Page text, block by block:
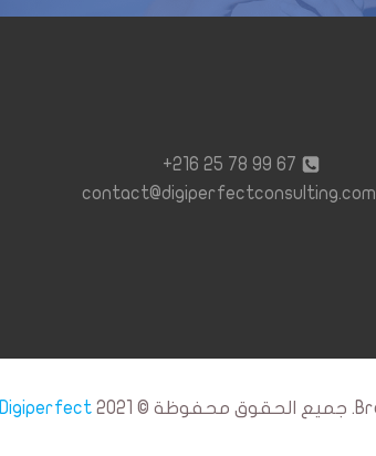
67 99 78 25 216+
contact@digiperfectconsulting.com
Digiperfect